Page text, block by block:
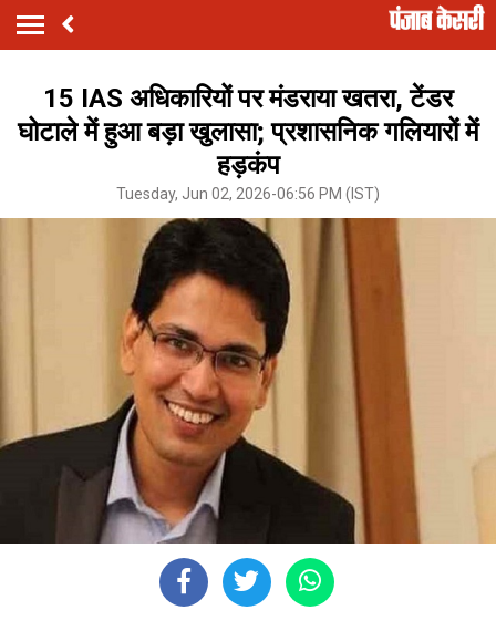
15 IAS अधिकारियों पर मंडराया खतरा, टेंडर
घोटाले में हुआ बड़ा खुलासा; प्रशासनिक गलियारों में
हड़कंप
Tuesday, Jun 02, 2026-06:56 PM (IST)